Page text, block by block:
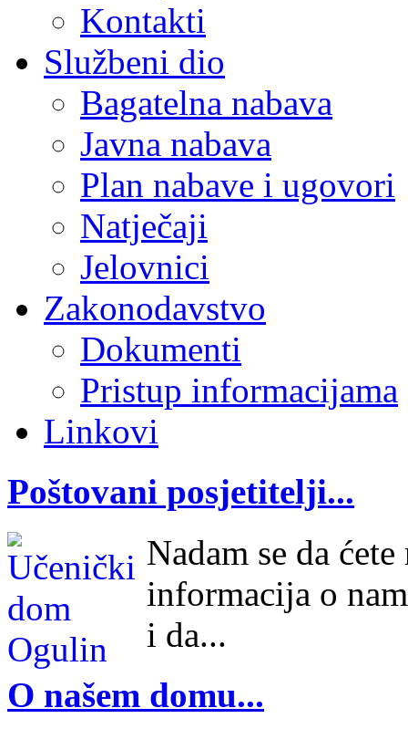
Kontakti
Službeni dio
Bagatelna nabava
Javna nabava
Plan nabave i ugovori
Natječaji
Jelovnici
Zakonodavstvo
Dokumenti
Pristup informacijama
Linkovi
Poštovani posjetitelji...
Nadam se da
informacija o
i da...
O našem domu...